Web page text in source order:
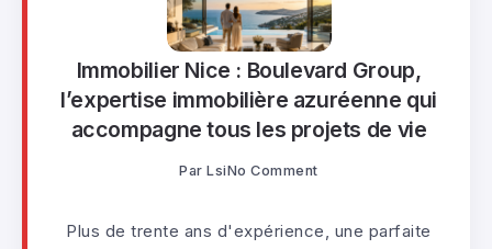
Immobilier Nice : Boulevard Group,
l’expertise immobilière azuréenne qui
accompagne tous les projets de vie
Par LsiNo Comment
Plus de trente ans d'expérience, une parfaite